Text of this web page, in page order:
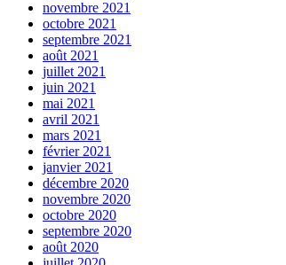
novembre 2021
octobre 2021
septembre 2021
août 2021
juillet 2021
juin 2021
mai 2021
avril 2021
mars 2021
février 2021
janvier 2021
décembre 2020
novembre 2020
octobre 2020
septembre 2020
août 2020